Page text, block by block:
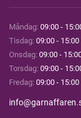
Måndag: 09:00 -
Tisdag: 09:00 - 15:00
Onsdag: 09:00 -
Torsdag: 09:00 -
Fredag: 09:00 - 15:00